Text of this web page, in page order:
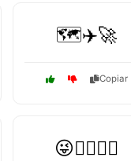
🗺️✈️🚀
Copiar
😜🧗‍♂️🧗‍♀️